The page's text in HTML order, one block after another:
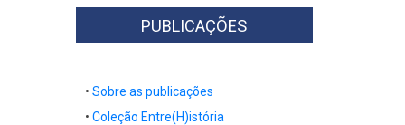
PUBLICAÇÕES
• Sobre as publicações
• Coleção Entre(H)istória